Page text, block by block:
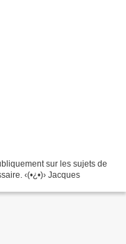
sur les sujets de
‹(•¿•)› Jacques